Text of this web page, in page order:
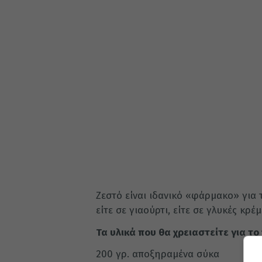
Ζεστό είναι ιδανικό «φάρμακο»
είτε σε γιαούρτι, είτε σε γλυκές
Τα υλικά που θα χρειαστείτε για το
200 γρ. αποξηραμένα σύκα